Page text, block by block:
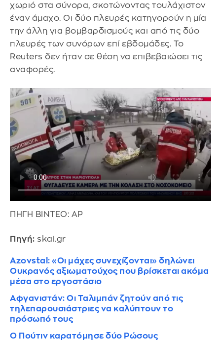
χωριό στα σύνορα, σκοτώνοντας τουλάχιστον
έναν άμαχο. Οι δύο πλευρές κατηγορούν η μία
την άλλη για βομβαρδισμούς και από τις δύο
πλευρές των συνόρων επί εβδομάδες. Το
Reuters δεν ήταν σε θέση να επιβεβαιώσει τις
αναφορές.
ΠΗΓΗ ΒΙΝΤΕΟ: AP
Πηγή: skai.gr
Azovstal: «Οι μάχες συνεχίζονται» δηλώνει
Ουκρανός αξιωματούχος που βρίσκεται ακόμα
μέσα στο εργοστάσιο
Αφγανιστάν: Οι Ταλιμπάν ζητούν από τις
τηλεπαρουσιάστριες να καλύπτουν το
πρόσωπό τους
Ο Πούτιν καρατόμησε δύο Ρώσους